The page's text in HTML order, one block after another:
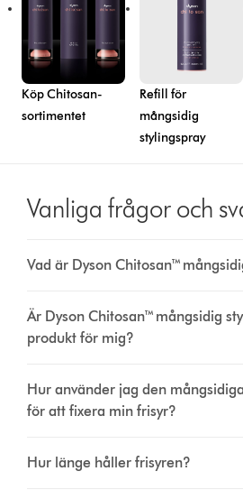
Köp Chitosan-
sortimentet
Refill för
mångsidig
stylingspray
Vanliga frågor och
Vad är Dyson Chitosan™
Är Dyson Chitosan™ mångsidig
produkt för mig?
Hur använder jag den
för att fixera min frisyr?
Hur länge håller frisyren?